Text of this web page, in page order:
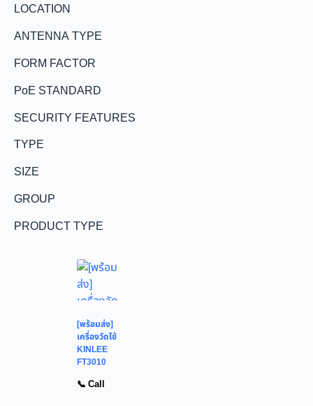
LOCATION
ANTENNA TYPE
FORM FACTOR
PoE STANDARD
SECURITY FEATURES
TYPE
SIZE
GROUP
PRODUCT TYPE
[พร้อมส่ง]
เครื่องวัดไข้
KINLEE
FT3010
📞 Call